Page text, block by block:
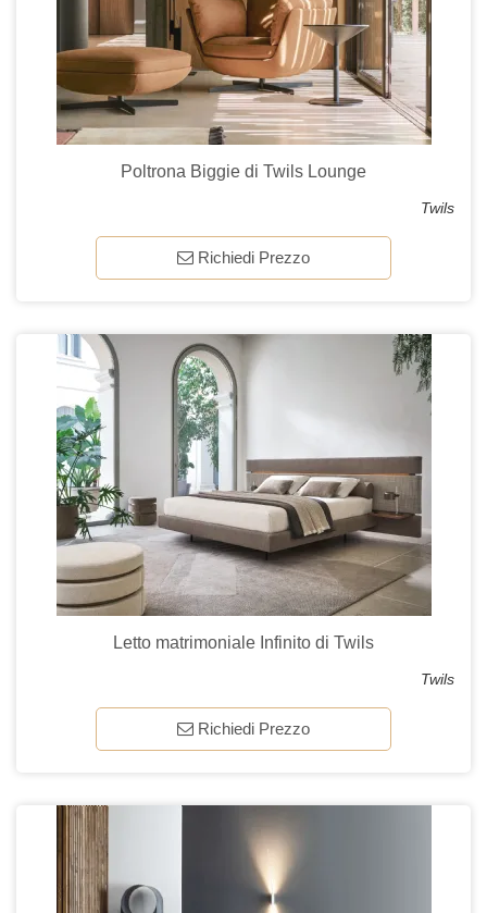
Poltrona Biggie di Twils Lounge
Twils
Richiedi Prezzo
Letto matrimoniale Infinito di Twils
Twils
Richiedi Prezzo